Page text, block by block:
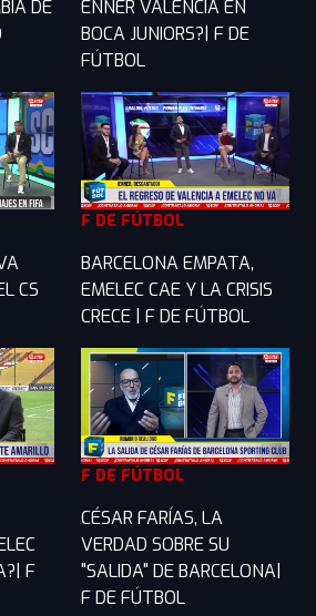
DE
ENNER VALENCIA EN
BOCA JUNIORS?| F DE
FÚTBOL
CS
F DE FÚTBOL
BARCELONA EMPATA,
EMELEC CAE Y LA CRISIS
CRECE | F DE FÚTBOL
F
F DE FÚTBOL
CÉSAR FARÍAS, LA
VERDAD SOBRE SU
"SALIDA" DE BARCELONA|
F DE FÚTBOL